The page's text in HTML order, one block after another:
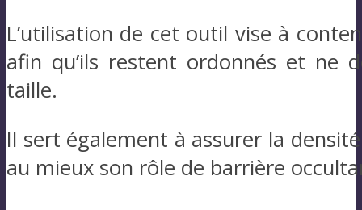
L’utilisation de cet outil vise à
afin qu’ils restent ordonnés et ne
taille.
Il sert également à assurer la
au mieux son rôle de barrière